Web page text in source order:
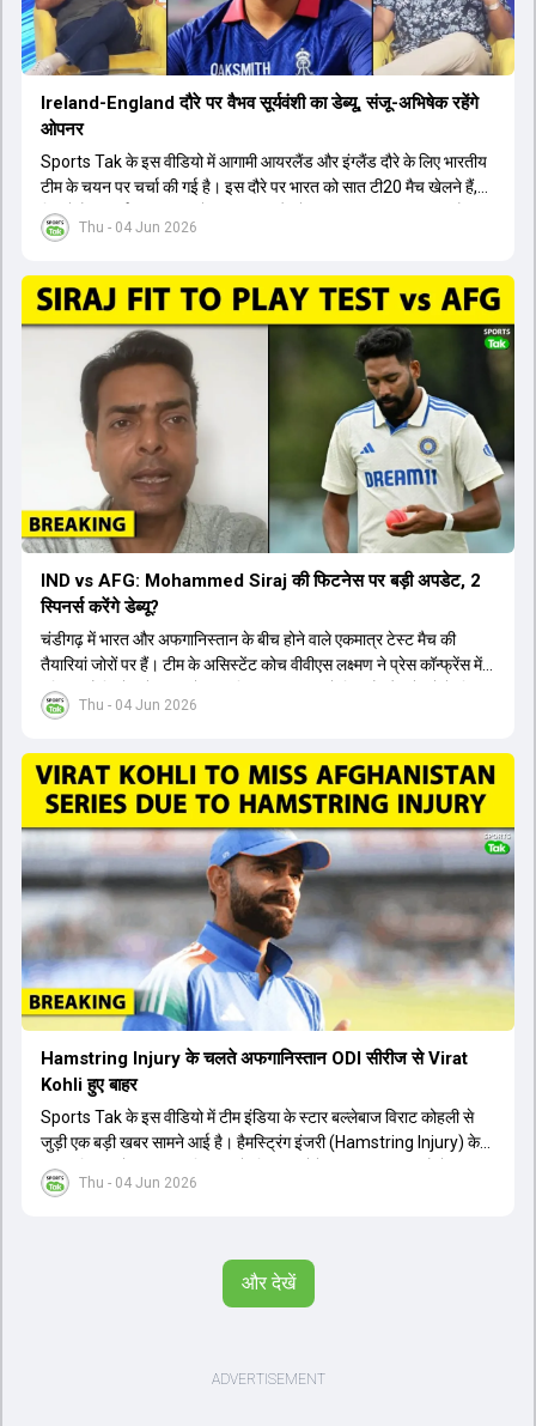
Thu - 04 Jun 2026
Ireland-England दौरे पर वैभव सूर्यवंशी का डेब्यू, संजू-अभिषेक रहेंगे
ओपनर
Sports Tak के इस वीडियो में आगामी आयरलैंड और इंग्लैंड दौरे के लिए भारतीय
टीम के चयन पर चर्चा की गई है। इस दौरे पर भारत को सात टी20 मैच खेलने हैं,
जिसमें वैभव सूर्यवंशी का टीम में चुना जाना और डेब्यू करना तय माना जा रहा है।
हालांकि, अभिषेक शर्मा और संजू सैमसन ही टीम के फर्स्ट चॉइस ओपनर बने रहेंगे,
नंबर तीन और श्रेयस अय्यर नंबर चार पर खेलेंगे। वहीं, रजत पाटीदार फिलहाल
टी20 टीम की योजना से बाहर हैं, लेकिन वह टेस्ट क्रिकेट में वापसी कर सकते हैं।
Thu - 04 Jun 2026
IND vs AFG: Mohammed Siraj की फिटनेस पर बड़ी अपडेट, 2
स्पिनर्स करेंगे डेब्यू?
चंडीगढ़ में भारत और अफगानिस्तान के बीच होने वाले एकमात्र टेस्ट मैच की
तैयारियां जोरों पर हैं। टीम के असिस्टेंट कोच वीवीएस लक्ष्मण ने प्रेस कॉन्फ्रेंस में
पुष्टि की है कि तेज गेंदबाज मोहम्मद सिराज पूरी तरह से फिट हैं और खेलने के लिए
उपलब्ध हैं। आईपीएल के दौरान लगी चोट के कारण उनके खेलने पर संदेह था,
सुथार और हर्ष दुबे को कुलदीप यादव और वाशिंगटन सुंदर के साथ प्लेइंग 11 में मौका
मिलने की प्रबल संभावना है। कप्तान शुभमन गिल विकेट की स्थिति को ध्यान में
रखते हुए अंतिम 11 का फैसला करेंगे। टीम में यशस्वी जायसवाल, केएल राहुल,
ऋषभ पंत और ध्रुव जुरेल जैसे खिलाड़ी भी शामिल हैं। यह टेस्ट मैच विश्व टेस्ट
चैंपियनशिप चक्र का हिस्सा नहीं है, लेकिन भारतीय टीम के लिए काफी महत्वपूर्ण
है। अंत में फैंस के सवालों का जवाब देते हुए टी20 कप्तानी और हेड कोच गौतम
गंभीर से जुड़ी जानकारी भी साझा की गई।
Thu - 04 Jun 2026
Hamstring Injury के चलते अफगानिस्तान ODI सीरीज से Virat
Kohli हुए बाहर
Sports Tak के इस वीडियो में टीम इंडिया के स्टार बल्लेबाज विराट कोहली से
जुड़ी एक बड़ी खबर सामने आई है। हैमस्ट्रिंग इंजरी (Hamstring Injury) के
कारण विराट कोहली अफगानिस्तान के खिलाफ होने वाली आगामी तीन मैचों की
वनडे सीरीज से बाहर हो गए हैं। भारत और अफगानिस्तान के बीच इस वनडे सीरीज
खत्म हुए आईपीएल में शानदार प्रदर्शन करने वाले विराट कोहली का इस सीरीज से
बाहर होना भारतीय फैंस के लिए एक बहुत बड़ा झटका है। यह वनडे सीरीज 2027
और देखें